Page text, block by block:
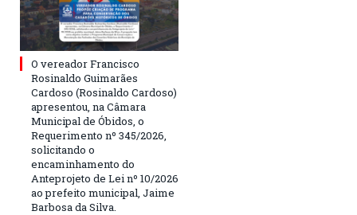
O vereador Francisco
Rosinaldo Guimarães
Cardoso (Rosinaldo Cardoso)
apresentou, na Câmara
Municipal de Óbidos, o
Requerimento nº 345/2026,
solicitando o
encaminhamento do
Anteprojeto de Lei nº 10/2026
ao prefeito municipal, Jaime
Barbosa da Silva.